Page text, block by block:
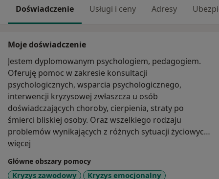
Doświadczenie Usługi i ceny Adresy
Moje doświadczenie
Jestem dyplomowanym psychologiem, pedagogiem.
Oferuję pomoc w zakresie konsultacji
psychologicznych, wsparcia psychologicznego,
interwencji kryzysowej zwłaszcza u osób
doświadczających choroby, cierpienia, straty po
śmierci bliskiej osoby. Oraz wszelkiego rodzaju
problemów wynikających z różnych sytuacji życiowych
związanych z pracą, życiem rodzinnym, partnerskim.
Ponadto wspieram rodziców oraz dzieci w
doświadczaniu zmian na poszczególnych etapach
więcej
Główne obszary pomocy
Kryzys zawodowy
Kryzys emocjonalny